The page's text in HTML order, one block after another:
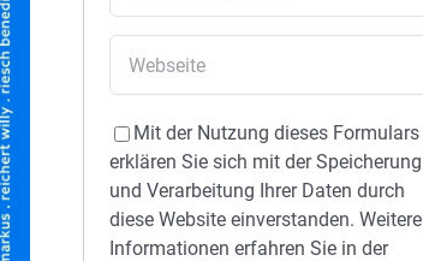
Mit der Nutzung dieses Formulars
erklären Sie sich mit der Speicherung
und Verarbeitung Ihrer Daten durch
diese Website einverstanden. Weitere
Informationen erfahren Sie in der